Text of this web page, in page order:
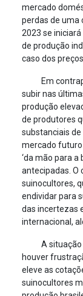
mercado
perdas de uma
2023 se
de produção
caso dos
Em
subir nas
produção
de produtores
substanciais
mercado
‘da mão para a
antecipadas. O
suinocultores,
endividar para
das incertezas
internacional,
A
houver
eleve as
suinocultores